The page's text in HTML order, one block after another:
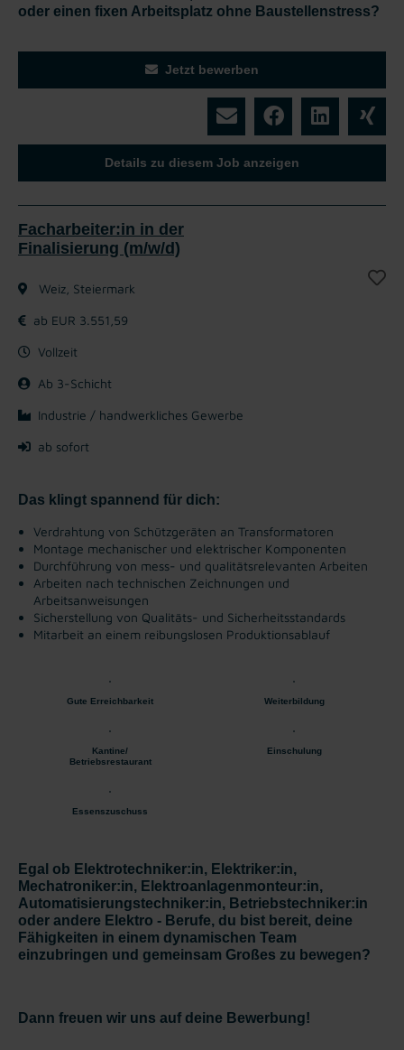
oder einen fixen Arbeitsplatz ohne Baustellenstress?
Jetzt bewerben
Details zu diesem Job anzeigen
Facharbeiter:in in der
Finalisierung (m/w/d)
Weiz, Steiermark
ab EUR 3.551,59
Vollzeit
Ab 3-Schicht
Industrie / handwerkliches Gewerbe
ab sofort
Das klingt spannend für dich:
Verdrahtung von Schützgeräten an Transformatoren
Montage mechanischer und elektrischer Komponenten
Durchführung von mess- und qualitätsrelevanten Arbeiten
Arbeiten nach technischen Zeichnungen und
Arbeitsanweisungen
Sicherstellung von Qualitäts- und Sicherheitsstandards
Mitarbeit an einem reibungslosen Produktionsablauf
Gute Erreichbarkeit Weiterbildung
Kantine/
Betriebsrestaurant
Einschulung
Essenszuschuss
Egal ob Elektrotechniker:in, Elektriker:in,
Mechatroniker:in, Elektroanlagenmonteur:in,
Automatisierungstechniker:in, Betriebstechniker:in
oder andere Elektro - Berufe, du bist bereit, deine
Fähigkeiten in einem dynamischen Team
einzubringen und gemeinsam Großes zu bewegen?
Dann freuen wir uns auf deine Bewerbung!